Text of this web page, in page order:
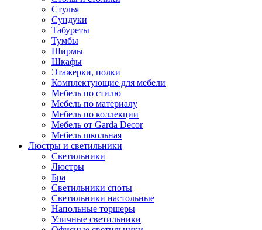
Стулья
Сундуки
Табуреты
Тумбы
Ширмы
Шкафы
Этажерки, полки
Комплектующие для мебели
Мебель по стилю
Мебель по материалу
Мебель по коллекции
Мебель от Garda Decor
Мебель школьная
Люстры и светильники
Светильники
Люстры
Бра
Светильники споты
Светильники настольные
Напольные торшеры
Уличные светильники